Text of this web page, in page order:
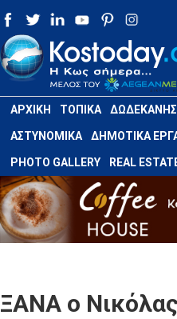
ΑΡΧΙΚΉ ΤΟΠΙΚΆ
ΑΣΤΥΝΟΜΙΚΆ ΔΗΜΟΤΙΚΆ
PHOTO GALLERY REAL
ΞΑΝΑ ο